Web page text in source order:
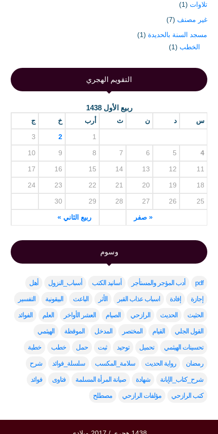
تلاوات (1)
غير مصنف (7)
مسجد السنة بالحديدة (1)
الخطب (1)
التقويم الهجري
ربيع الأول 1438
س د ن ث أرب خ ج
« صفر ربيع الثاني »
1
2
3
4
5
6
7
8
9
10
11
12
13
14
15
16
17
18
19
20
21
22
23
24
25
26
27
28
29
30
وسوم
pdf أدب المؤجر والمستأجر أسانيد الكتب أسباب_النزول أهل
إجازة إفادة اسباب عذاب القبر الأثر الباعث البيقونية التفسير
الحثيث الحديث الرازحي الصيام العشر الأواخر العلم الفوائد
القول الجلي القيام المختصر المدخل الموقظة الهيثمي
تحسينات الهيثمي تحميل توحيد ثبت حمل خطب خطبة
رمضان رواية الحديث سلامة_المكسب سلسلة_فوائد شرح
شرح_كتاب_الإبانة شهادة صيانة المرأة المسلمة فتاوى فوائد
كتب الرازحي مؤلفات الرازحي مصطلح